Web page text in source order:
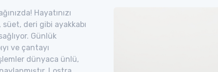
Hayatınızı
deri gibi ayakkabı
Günlük
ve çantayı
dünyaca ünlü,